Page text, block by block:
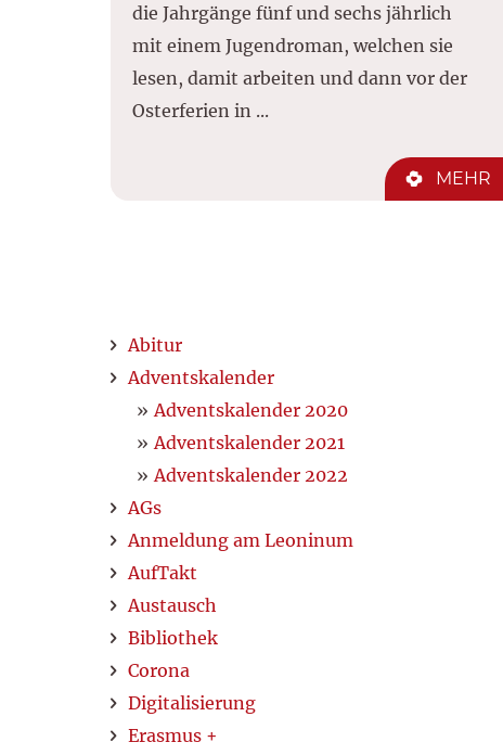
die Jahrgänge fünf und sechs jährlich
mit einem Jugendroman, welchen sie
lesen, damit arbeiten und dann vor der
Osterferien in ...
MEHR
Abitur
Adventskalender
Adventskalender 2020
Adventskalender 2021
Adventskalender 2022
AGs
Anmeldung am Leoninum
AufTakt
Austausch
Bibliothek
Corona
Digitalisierung
Erasmus +